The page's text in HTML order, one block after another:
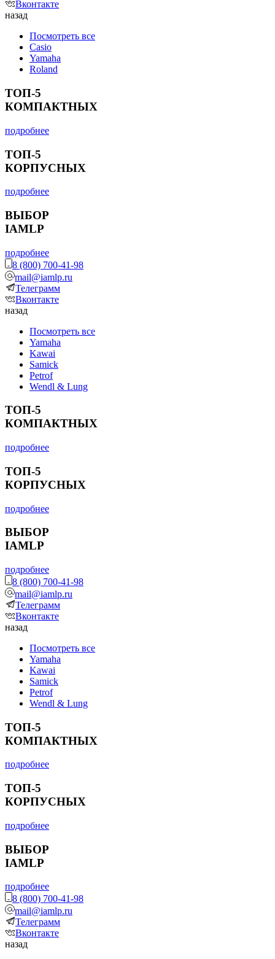
Вконтакте
назад
Посмотреть все
Casio
Yamaha
Roland
ТОП-5
КОМПАКТНЫХ
подробнее
ТОП-5
КОРПУСНЫХ
подробнее
ВЫБОР
IAMLP
подробнее
8 (800) 700-41-98
mail@iamlp.ru
Телеграмм
Вконтакте
назад
Посмотреть все
Yamaha
Kawai
Samick
Petrof
Wendl & Lung
ТОП-5
КОМПАКТНЫХ
подробнее
ТОП-5
КОРПУСНЫХ
подробнее
ВЫБОР
IAMLP
подробнее
8 (800) 700-41-98
mail@iamlp.ru
Телеграмм
Вконтакте
назад
Посмотреть все
Yamaha
Kawai
Samick
Petrof
Wendl & Lung
ТОП-5
КОМПАКТНЫХ
подробнее
ТОП-5
КОРПУСНЫХ
подробнее
ВЫБОР
IAMLP
подробнее
8 (800) 700-41-98
mail@iamlp.ru
Телеграмм
Вконтакте
назад